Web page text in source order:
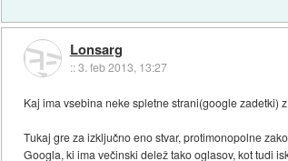
Lonsarg
::3. feb 2013, 13:27
Kaj ima vsebina neke spletne strani(google zadetki)
Tukaj gre za izključno eno stvar, protimonopolne
Googla, ki ima večinski delež tako oglasov, kot tudi